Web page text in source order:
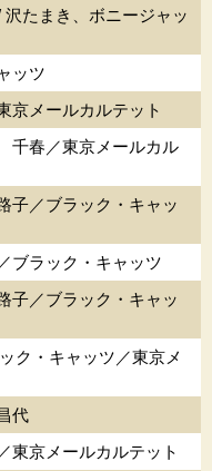
たまき、ボニージャッ
ッツ
メールカルテット
千春／東京メールカル
／ブラック・キャッ
ブラック・キャッツ
／ブラック・キャッ
ク・キャッツ／東京メ
代
京メールカルテット